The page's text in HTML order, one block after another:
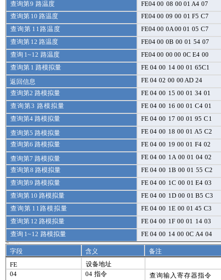
查询第9 路温度 FE04 00 08 00 01 A4 07
查询第 10 路温度 FE04 00 09 00 01 F5 C7
查询第 11 路温度 FE04 00 0A 00 01 05 C7
查询第 12 路温度 FE04 00 0B 00 01 54 07
查询 1~12 路温度 FE04 00 00 00 0C E4 00
查询第 1 路模拟量 FE04 00 14 00 01 65C1
返回信息
FE04 02 00 00 AD 24
查询第2 路模拟量 FE04 00 15 00 01 34 01
查询第3 路模拟量 FE04 00 16 00 01 C4 01
查询第4 路模拟量 FE 04 00 17 00 01 95 C 1
查询第5 路模拟量 FE04 00 18 00 01 A5 C2
查询第6 路模拟量 FE04 00 19 00 01 F4 02
查询第7 路模拟量 FE04 00 1A 00 01 04 02
查询第8 路模拟量 FE04 00 1B 00 01 55 C2
查询第9 路模拟量 FE04 00 1C 00 01 E4 03
查询第 10 路模拟量 FE04 00 1D 00 01 B5 C3
查询第 11 路模拟量 FE04 00 1E 00 01 45 C3
查询第 12 路模拟量 FE 04 00 1F 00 01 14 03
查询 1~12 路模拟量 FE04 00 14 00 0C A4 04
字段 含义
备注
FE
设备地址
04
04 指令
查询输入寄存器指令